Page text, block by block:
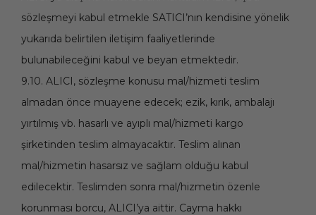
sözleşmeyi kabul etmekle SATICI’nın kendisine yönelik
yukarıda belirtilen iletişim faaliyetlerinde
bulunabileceğini kabul ve beyan etmektedir.
9.10. ALICI, sözleşme konusu mal/hizmeti teslim
almadan önce muayene edecek; ezik, kırık, ambalajı
yırtılmış vb. hasarlı ve ayıplı mal/hizmeti kargo
şirketinden teslim almayacaktır. Teslim alınan
mal/hizmetin hasarsız ve sağlam olduğu kabul
edilecektir. Teslimden sonra mal/hizmetin özenle
korunması borcu, ALICI’ya aittir. Cayma hakkı